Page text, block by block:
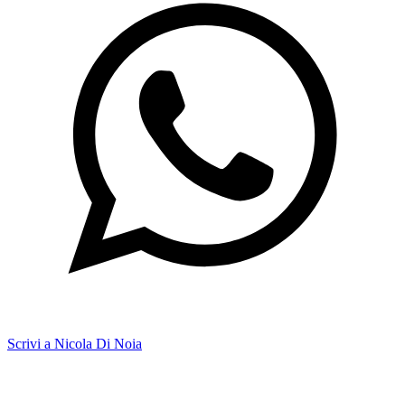
Scrivi a Nicola Di Noia